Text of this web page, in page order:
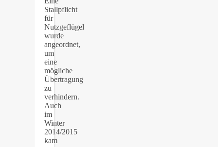
Stallpflicht
für
Nutzgeflügel
wurde
angeordnet,
um
eine
mögliche
Übertragung
zu
verhindern.
Auch
im
Winter
2014/2015
kam